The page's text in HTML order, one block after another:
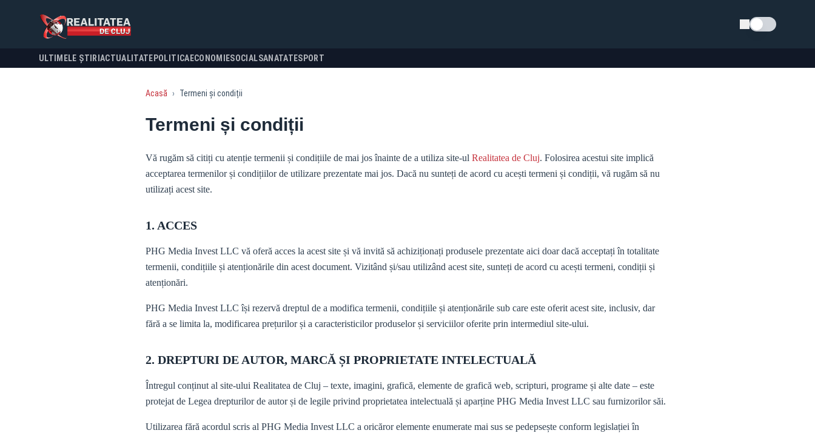
Schimba tema
ULTIMELE ȘTIRI ACTUALITATE POLITICA ECONOMIESOCIALSANATATESPORT
Acasă › Termeni și condiții
Termeni și condiții
Vă rugăm să citiți cu atenție termenii și condițiile de mai jos înainte de a utiliza site-ul Realitatea de Cluj. Folosirea acestui site implică
acceptarea termenilor și condițiilor de utilizare prezentate mai jos. Dacă nu sunteți de acord cu acești termeni și condiții, vă rugăm să nu
utilizați acest site.
1. ACCES
PHG Media Invest LLC vă oferă acces la acest site și vă invită să achiziționați produsele prezentate aici doar dacă acceptați în totalitate
termenii, condițiile și atenționările din acest document. Vizitând și/sau utilizând acest site, sunteți de acord cu acești termeni, condiții și
atenționări.
PHG Media Invest LLC își rezervă dreptul de a modifica termenii, condițiile și atenționările sub care este oferit acest site, inclusiv, dar
fără a se limita la, modificarea prețurilor și a caracteristicilor produselor și serviciilor oferite prin intermediul site-ului.
2. DREPTURI DE AUTOR, MARCĂ ȘI PROPRIETATE INTELECTUALĂ
Întregul conținut al site-ului Realitatea de Cluj – texte, imagini, grafică, elemente de grafică web, scripturi, programe și alte date – este
protejat de Legea drepturilor de autor și de legile privind proprietatea intelectuală și aparține PHG Media Invest LLC sau furnizorilor săi.
Utilizarea fără acordul scris al PHG Media Invest LLC a oricăror elemente enumerate mai sus se pedepsește conform legislației în